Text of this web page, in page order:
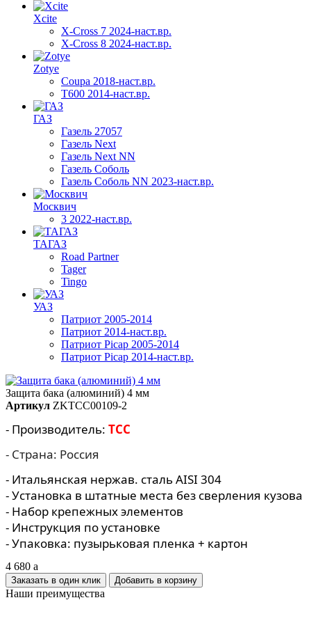
Xcite
X-Cross 7 2024-наст.вр.
X-Cross 8 2024-наст.вр.
Zotye
Coupa 2018-наст.вр.
T600 2014-наст.вр.
ГАЗ
Газель 27057
Газель Next
Газель Next NN
Газель Соболь
Газель Соболь NN 2023-наст.вр.
Москвич
3 2022-наст.вр.
ТАГАЗ
Road Partner
Tager
Tingo
УАЗ
Патриот 2005-2014
Патриот 2014-наст.вр.
Патриот Picap 2005-2014
Патриот Picap 2014-наст.вр.
Защита бака (алюминий) 4 мм
Артикул ZKTCC00109-2
- Производитель: TCC
- Страна: Россия
- Итальянская нержав. сталь AISI 304
- Установка в штатные места без сверления кузова
- Набор крепежных элементов
- Инструкция по установке
- Упаковка: пузырьковая пленка + картон
4 680 a
Заказать в один клик
Наши преимущества